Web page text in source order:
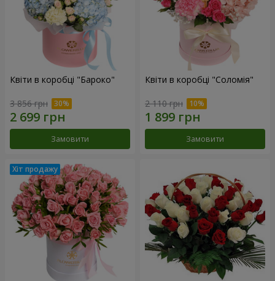
Квіти в коробці "Бароко"
3 856 грн
Замовити
Квіти в коробці "Соломія"
2 110 грн
Замовити